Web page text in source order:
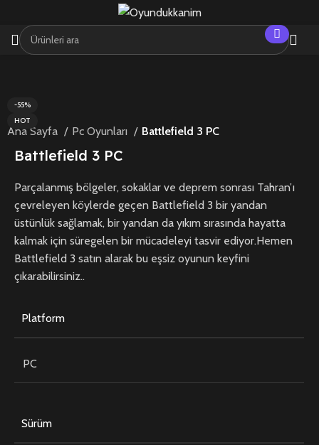
-55%
HOT
Ana Sayfa Pc Oyunları Battlefield 3 PC
Battlefield 3 PC
Parçalanmış bölgeler, sokaklar ve deprem sonrası Tahran’ı
çevreleyen köylerde geçen Battlefield 3 bir yandan
üstünlük sağlamak, bir yandan da yıkım sırasında hayatta
kalmak için süregelen bir mücadeleyi tasvir ediyor.​​Hemen
Battlefield 3 satın alarak bu eşsiz oyunun keyfini
çıkarabilirsiniz..
Platform
PC
Sürüm